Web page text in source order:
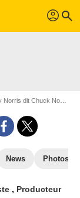
profil search
dit Chuck Norris
News Photos
, Producteur